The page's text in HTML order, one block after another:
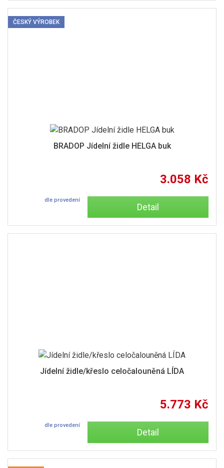
BRADOP Jídelní židle HELGA buk
3.058 Kč
dle provedení
Detail
ČESKÝ VÝROBEK
Jídelní židle/křeslo celočalouněná LÍDA
5.773 Kč
dle provedení
Detail